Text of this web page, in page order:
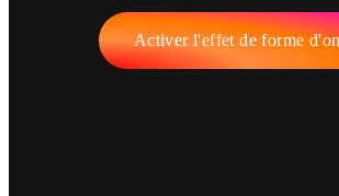
Activer l'effet de forme